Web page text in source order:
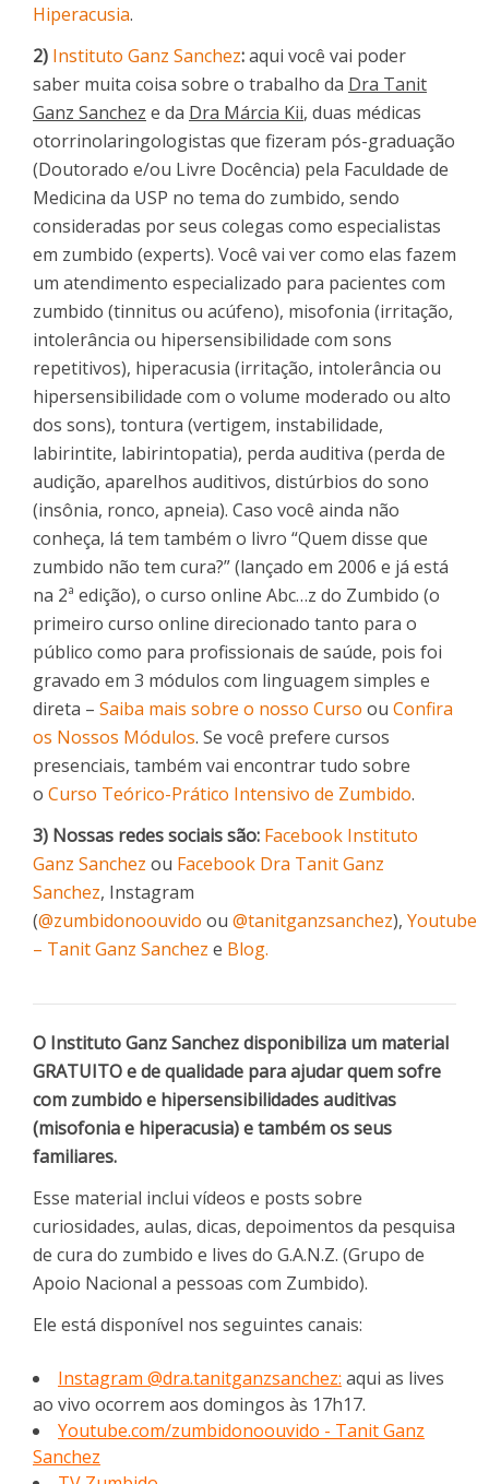
Hiperacusia.
2) Instituto Ganz Sanchez:aqui você vai poder
saber muita coisa sobre o trabalho da Dra Tanit
Ganz Sanchez e da Dra Márcia Kii, duas médicas
otorrinolaringologistas que fizeram pós-graduação
(Doutorado e/ou Livre Docência) pela Faculdade de
Medicina da USP no tema do zumbido, sendo
consideradas por seus colegas como especialistas
em zumbido (experts). Você vai ver como elas fazem
um atendimento especializado para pacientes com
zumbido (tinnitus ou acúfeno), misofonia (irritação,
intolerância ou hipersensibilidade com sons
repetitivos), hiperacusia (irritação, intolerância ou
hipersensibilidade com o volume moderado ou alto
dos sons), tontura (vertigem, instabilidade,
labirintite, labirintopatia), perda auditiva (perda de
audição, aparelhos auditivos, distúrbios do sono
(insônia, ronco, apneia). Caso você ainda não
conheça, lá tem também o livro “Quem disse que
zumbido não tem cura?” (lançado em 2006 e já está
na 2ª edição), o curso online Abc…z do Zumbido (o
primeiro curso online direcionado tanto para o
público como para profissionais de saúde, pois foi
gravado em 3 módulos com linguagem simples e
direta – Saiba mais sobre o nosso Curso ou Confira
os Nossos Módulos. Se você prefere cursos
presenciais, também vai encontrar tudo sobre
o Curso Teórico-Prático Intensivo de Zumbido.
3) Nossas redes sociais são: Facebook Instituto
Ganz Sanchez ou Facebook Dra Tanit Ganz
Sanchez, Instagram
(@zumbidonoouvido ou @tanitganzsanchez), Youtube
– Tanit Ganz Sanchez e Blog.
O Instituto Ganz Sanchez disponibiliza um material
GRATUITO e de qualidade para ajudar quem sofre
com zumbido e hipersensibilidades auditivas
(misofonia e hiperacusia) e também os seus
familiares.
Esse material inclui vídeos e posts sobre
curiosidades, aulas, dicas, depoimentos da pesquisa
de cura do zumbido e lives do G.A.N.Z. (Grupo de
Apoio Nacional a pessoas com Zumbido).
Ele está disponível nos seguintes canais:
Instagram @dra.tanitganzsanchez: aqui as lives
ao vivo ocorrem aos domingos às 17h17.
Youtube.com/zumbidonoouvido - Tanit Ganz
Sanchez